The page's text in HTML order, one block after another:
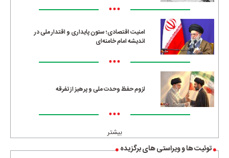
•••
امنیت اقتصادی؛ ستون پایداری و اقتدار ملی در
اندیشه امام خامنه‌ای
•••
لزوم حفظ وحدت ملی و پرهیز از تفرقه
•••
بیشتر
توئیت ها و ویراستی های برگزیده